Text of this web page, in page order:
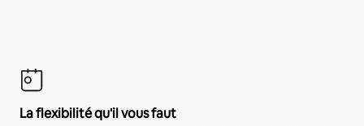
La flexibilité qu'il vous faut